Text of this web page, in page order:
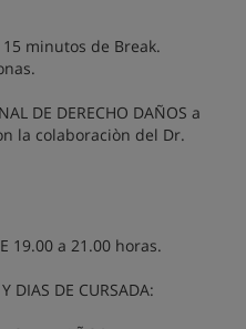
minutos de Break.
DE DERECHO DAÑOS a
la colaboraciòn del Dr.
19.00 a 21.00 horas.
DIAS DE CURSADA: